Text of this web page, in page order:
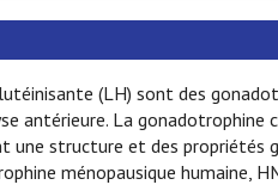
(LH) sont des
antérieure. La gonadotrophine
une structure et des
ménopausique humaine,